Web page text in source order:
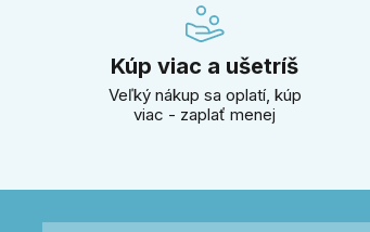
Kúp viac a ušetríš
Veľký nákup sa oplatí, kúp
viac - zaplať menej